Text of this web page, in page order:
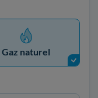
Gaz naturel